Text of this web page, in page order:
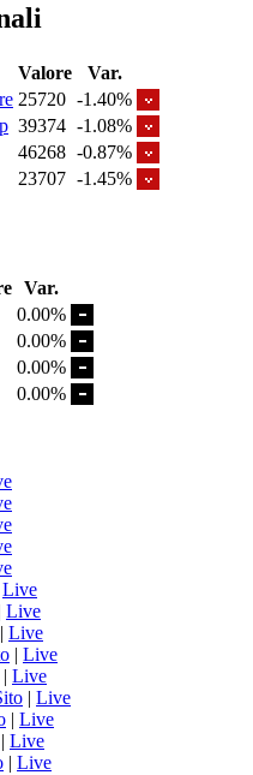
Valore
Var.
25720 -1.40%
39374 -1.08%
46268 -0.87%
23707 -1.45%
Var.
0.00%
0.00%
0.00%
0.00%
Live
Live
| Live
| Live
| Live
| Live
| Live
| Live
| Live